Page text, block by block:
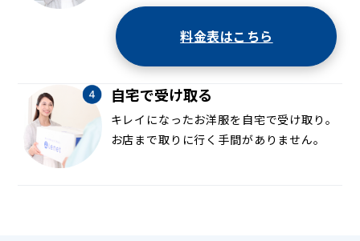
料金表はこちら
自宅で受け取る
キレイになったお洋服を自宅で受け取り。
お店まで取りに行く手間がありません。